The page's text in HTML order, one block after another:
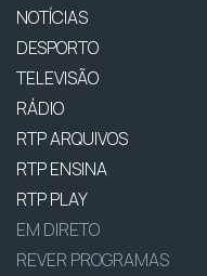
NOTÍCIAS
DESPORTO
TELEVISÃO
RÁDIO
RTP ARQUIVOS
RTP ENSINA
RTP PLAY
EM DIRETO
REVER PROGRAMAS